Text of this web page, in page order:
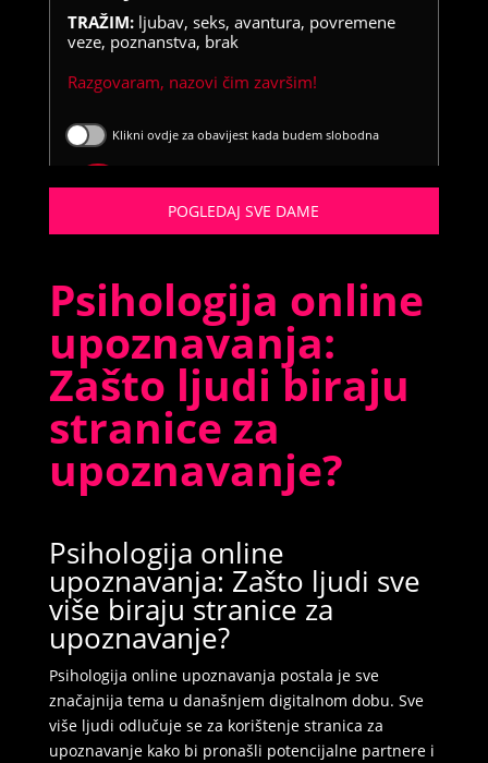
TRAŽIM: ljubav, seks, avantura, povremene
veze, poznanstva, brak
Razgovaram, nazovi čim završim!
tel:0,93€ - mob:1,12€ min
KRISTINA /Kod #160
više
Razgovaram, nazovi čim završim!
Klikni ovdje za obavijest kada budem slobodna
Broj: 064/677-677
tel:0,93€ - mob:1,12€ min
POGLEDAJ SVE DAME
Psihologija online
upoznavanja:
Zašto ljudi biraju
stranice za
upoznavanje?
Psihologija online
upoznavanja: Zašto ljudi sve
više biraju stranice za
upoznavanje?
Psihologija online upoznavanja postala je sve
značajnija tema u današnjem digitalnom dobu. Sve
više ljudi odlučuje se za korištenje stranica za
upoznavanje kako bi pronašli potencijalne partnere i